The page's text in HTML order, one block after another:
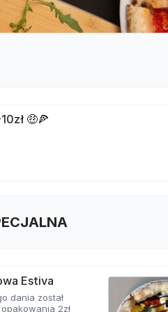
🤑🍕
Estiva
dania został
2zł